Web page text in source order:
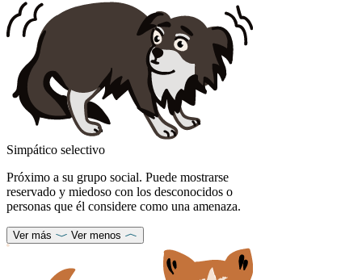
Simpático selectivo
Próximo a su grupo social. Puede mostrarse
reservado y miedoso con los desconocidos o
personas que él considere como una amenaza.
Ver más Ver menos